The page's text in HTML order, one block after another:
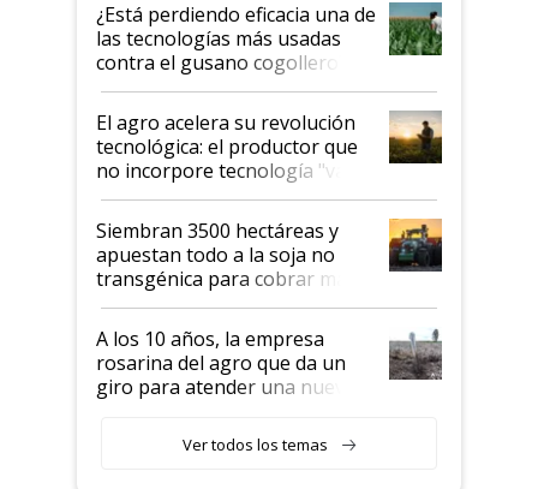
salto tecnológico en genética y
rendimiento
¿Está perdiendo eficacia una de
las tecnologías más usadas
contra el gusano cogollero? El
desafío de una tecnología clave
El agro acelera su revolución
tecnológica: el productor que
no incorpore tecnología "va a
perder el tren"
Siembran 3500 hectáreas y
apuestan todo a la soja no
transgénica para cobrar más
por tonelada: compraron un
semillero
A los 10 años, la empresa
rosarina del agro que da un
giro para atender una nueva
Ver todos los temas